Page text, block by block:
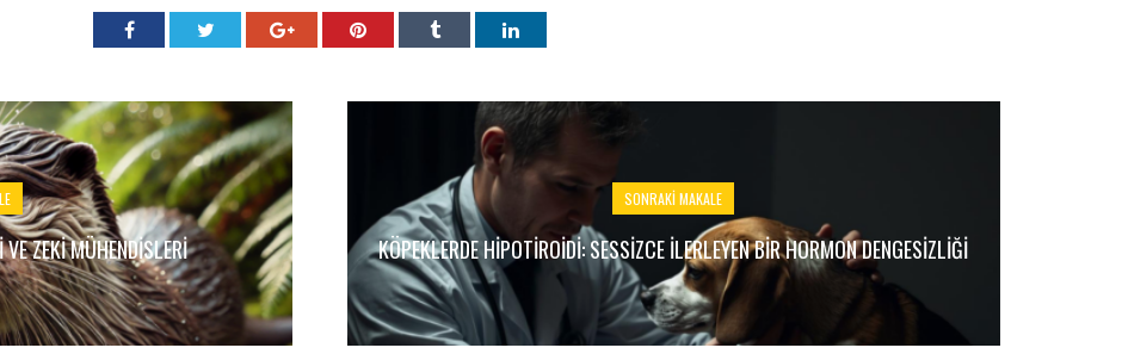
ZEKI MÜHENDISLERI
SONRAKI MAKALE
KÖPEKLERDE HIPOTIROIDI: SESSIZCE İLERLEYEN BIR HORMON DENGESIZLIĞI